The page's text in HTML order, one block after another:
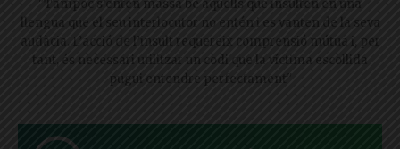
"Tampoc s’entén massa bé aquells que insulten en una
llengua que el seu interlocutor no entén i es vanten de la seva
audàcia. L’acció de l’insult requereix comprensió mútua i, per
tant, és necessari utilitzar un codi que la víctima escollida
pugui entendre perfectament"